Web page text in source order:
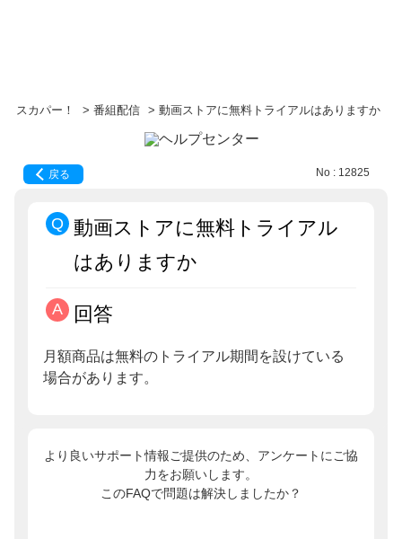
スカパー！ > 番組配信 > 動画ストアに無料トライアルはありますか
戻る No : 12825
動画ストアに無料トライアル
はありますか
回答
月額商品は無料のトライアル期間を設けている
場合があります。
より良いサポート情報ご提供のため、アンケートにご協
力をお願いします。
このFAQで問題は解決しましたか？